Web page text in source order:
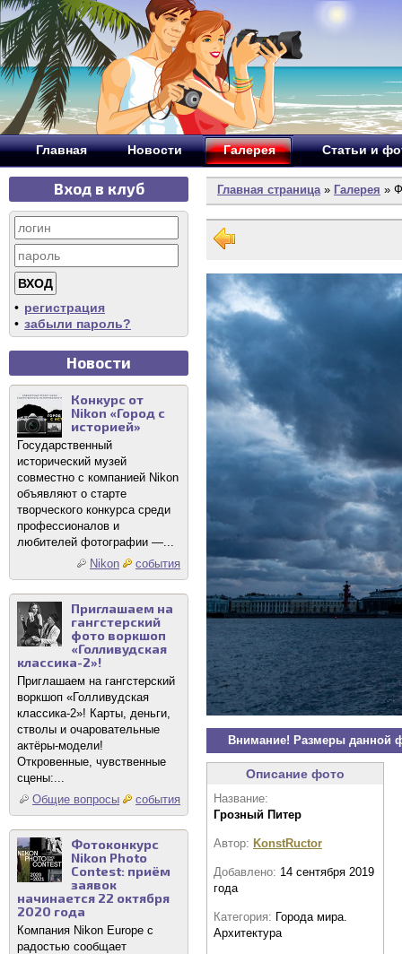
Главная Новости Галерея Статьи и
Вход в клуб
• регистрация
• забыли пароль?
Новости
Конкурс от
Nikon «Город с
историей»
Государственный
исторический музей
совместно с компанией Nikon
объявляют о старте
творческого конкурса среди
профессионалов и
любителей фотографии —...
Nikon
события
Приглашаем на
гангстерский
фото воркшоп
«Голливудская
классика-2»!
Приглашаем на гангстерский
воркшоп «Голливудская
классика-2»! Карты, деньги,
стволы и очаровательные
актёры-модели!
Откровенные, чувственные
сцены:...
Общие вопросы
события
Фотоконкурс
Nikon Photo
Contest: приём
заявок
начинается 22 октября
2020 года
Компания Nikon Europe с
радостью сообщает
Главная страница» Галерея »
Внимание! Размеры данной
Описание фото
Название:
Грозный Питер
Автор: KonstRuctor
Добавлено: 14 сентября 2019
года
Категория: Города мира.
Архитектура